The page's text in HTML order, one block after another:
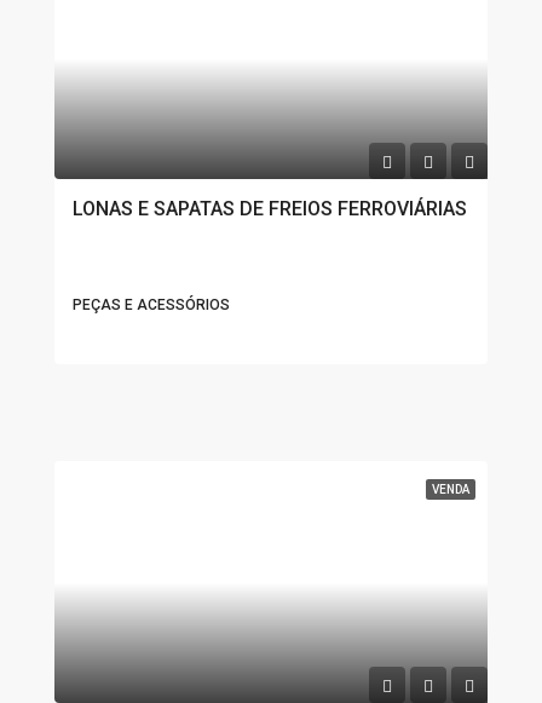
LONAS E SAPATAS DE FREIOS FERROVIÁRIAS
PEÇAS E ACESSÓRIOS
VENDA